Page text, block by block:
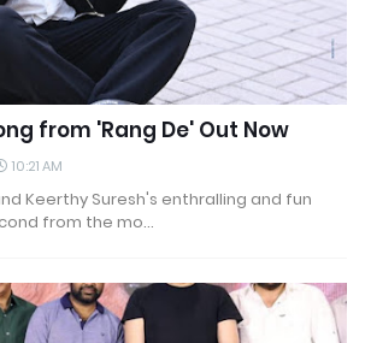
from 'Rang De' Out Now
10:21 AM
Keerthy Suresh's enthralling and fun
from the mo…